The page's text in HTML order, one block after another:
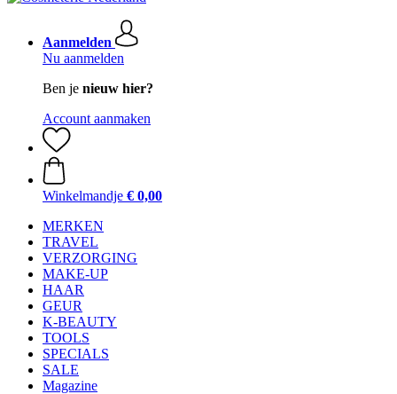
Aanmelden
Nu aanmelden
Ben je nieuw hier?
Account aanmaken
Winkelmandje € 0,00
MERKEN
TRAVEL
VERZORGING
MAKE-UP
HAAR
GEUR
K-BEAUTY
TOOLS
SPECIALS
SALE
Magazine